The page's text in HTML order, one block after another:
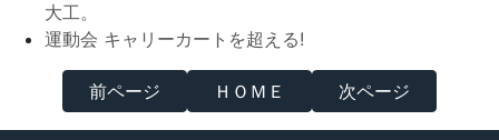
大工。
運動会 キャリーカートを超える!
前ページ ＨＯＭＥ 次ページ